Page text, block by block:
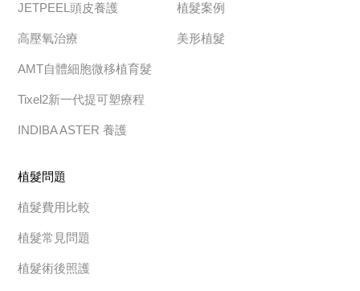
JETPEEL頭皮養護
高壓氧治療
AMT自體細胞微移植育髮
Tixel2新一代提可塑療程
INDIBA ASTER 養護
植髮案例
美形植髮
植髮問題
植髮費用比較
植髮常見問題
植髮術後照護